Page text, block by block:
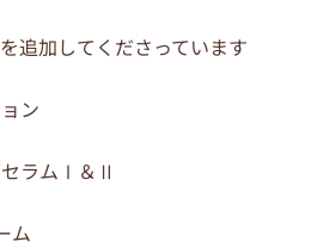
追加してくださっています
ン
セラムⅠ＆Ⅱ
ム